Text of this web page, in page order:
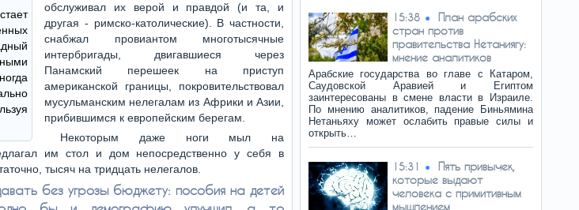
обслуживал их верой и правдой (и та, и
другая - римско-католические). В частности,
снабжал провиантом многотысячные
интербригады, двигавшиеся через
Панамский перешеек на приступ
американской границы, покровительствовал
мусульманским нелегалам из Африки и Азии,
прибившимся к европейским берегам.
Некоторым даже ноги мыл на
им стол и дом непосредственно у себя в
тысяч на тридцать нелегалов.
без угрозы бюджету: пособия на детей
15:38
План арабских
стран против
правительства Нетаниягу:
мнение аналитиков
Арабские государства во главе с Катаром,
Саудовской Аравией и Египтом
заинтересованы в смене власти в Израиле.
По мнению аналитиков, падение Биньямина
Нетаньяху может ослабить правые силы и
открыть…
15:31
Пять привычек,
которые выдают
человека с примитивным
мышлением